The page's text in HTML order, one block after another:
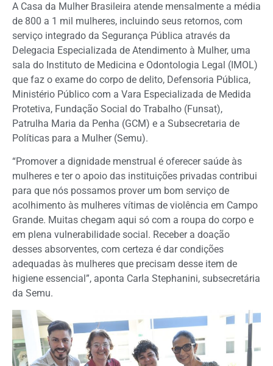
A Casa da Mulher Brasileira atende mensalmente a média
de 800 a 1 mil mulheres, incluindo seus retornos, com
serviço integrado da Segurança Pública através da
Delegacia Especializada de Atendimento à Mulher, uma
sala do Instituto de Medicina e Odontologia Legal (IMOL)
que faz o exame do corpo de delito, Defensoria Pública,
Ministério Público com a Vara Especializada de Medida
Protetiva, Fundação Social do Trabalho (Funsat),
Patrulha Maria da Penha (GCM) e a Subsecretaria de
Políticas para a Mulher (Semu).
“Promover a dignidade menstrual é oferecer saúde às
mulheres e ter o apoio das instituições privadas contribui
para que nós possamos prover um bom serviço de
acolhimento às mulheres vítimas de violência em Campo
Grande. Muitas chegam aqui só com a roupa do corpo e
em plena vulnerabilidade social. Receber a doação
desses absorventes, com certeza é dar condições
adequadas às mulheres que precisam desse item de
higiene essencial”, aponta Carla Stephanini, subsecretária
da Semu.